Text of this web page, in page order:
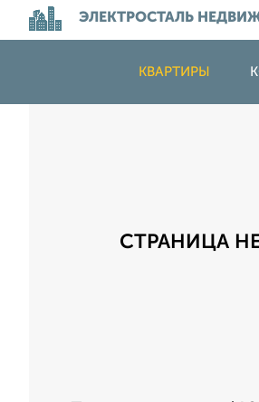
ЭЛЕКТРОСТАЛЬ
КВАРТИРЫ
СТРАНИЦА